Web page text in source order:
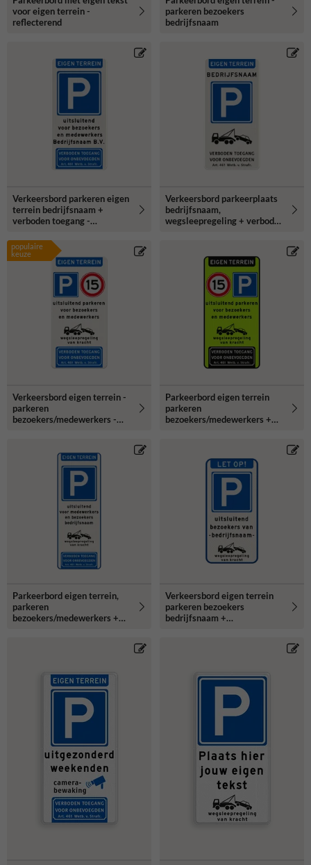
voor eigen terrein -
reflecterend
parkeren bezoekers
bedrijfsnaam
Verkeersbord parkeren eigen
terrein bedrijfsnaam +
verboden toegang -
Verkeersbord parkeerplaats
bedrijfsnaam,
wegsleepregeling + verboden
populaire
keuze
Verkeersbord eigen terrein -
parkeren
bezoekers/medewerkers -
Parkeerbord eigen terrein
parkeren
bezoekers/medewerkers +
Parkeerbord eigen terrein,
parkeren
bezoekers/medewerkers +
Verkeersbord eigen terrein
parkeren bezoekers
bedrijfsnaam +